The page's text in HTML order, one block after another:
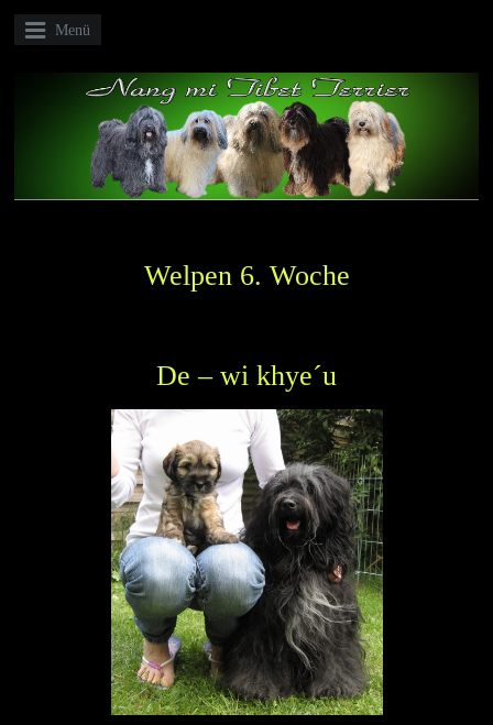
Menü
Welpen 6. Woche
De – wi khye´u